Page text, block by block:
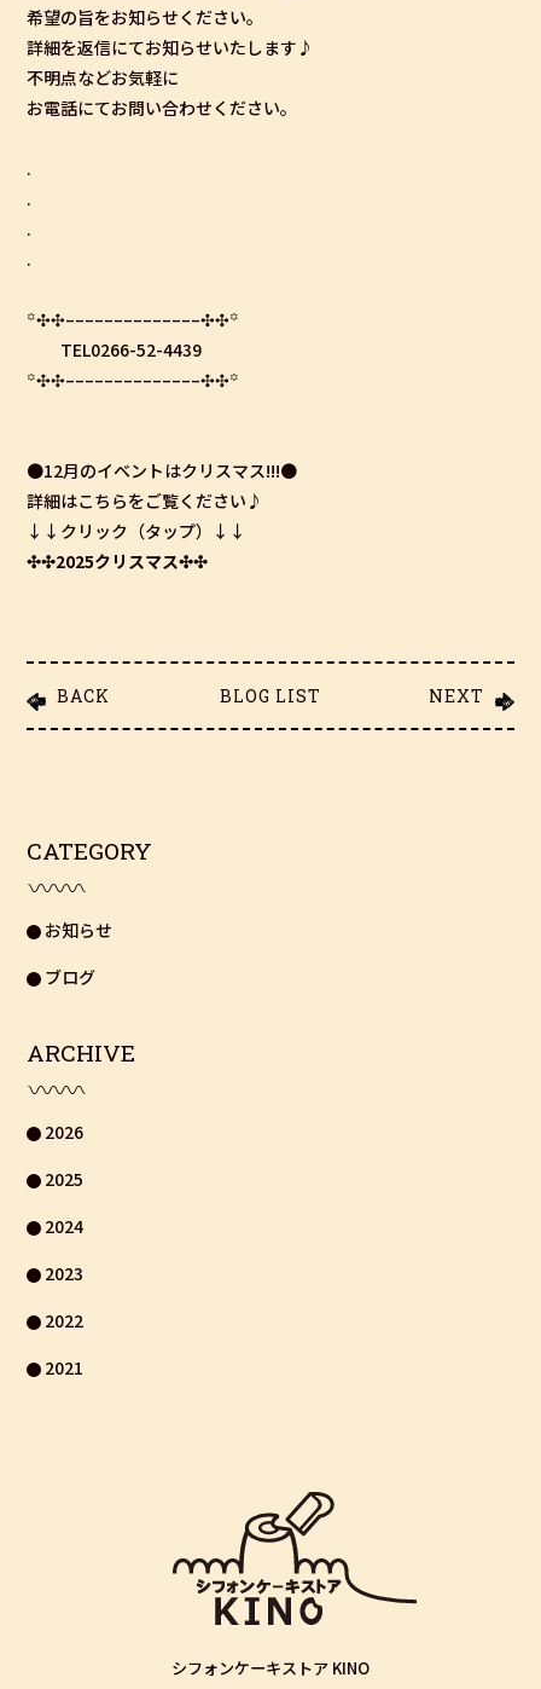
希望の旨をお知らせください。
詳細を返信にてお知らせいたします♪
不明点などお気軽に
お電話にてお問い合わせください。
.
.
.
.
꙳✣✣­­–­­–­­–­­–­­–­­–­­–­­–­­–­­–­­–­­–­­–­­–✣✣꙳
TEL0266-52-4439
꙳✣✣­­–­­–­­–­­–­­–­­–­­–­­–­­–­­–­­–­­–­­–­­–✣✣꙳
●12月のイベントはクリスマス!!!●
詳細はこちらをご覧ください♪
↓↓クリック（タップ）↓↓
✣✣2025クリスマス✣✣
BACK BLOG LIST NEXT
CATEGORY
お知らせ
ブログ
ARCHIVE
2026
2025
2024
2023
2022
2021
シフォンケーキストア KINO